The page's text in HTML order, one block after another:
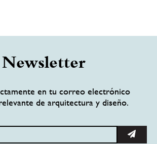
Newsletter
en tu correo electrónico
de arquitectura y diseño.